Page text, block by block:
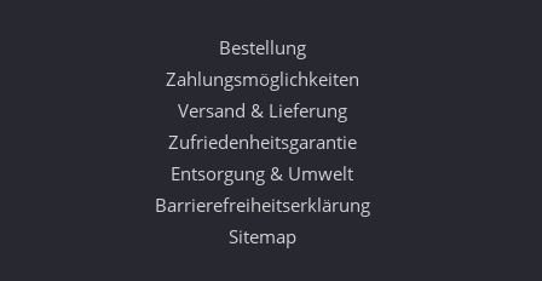
Bestellung
Zahlungsmöglichkeiten
Versand & Lieferung
Zufriedenheitsgarantie
Entsorgung & Umwelt
Barrierefreiheitserklärung
Sitemap